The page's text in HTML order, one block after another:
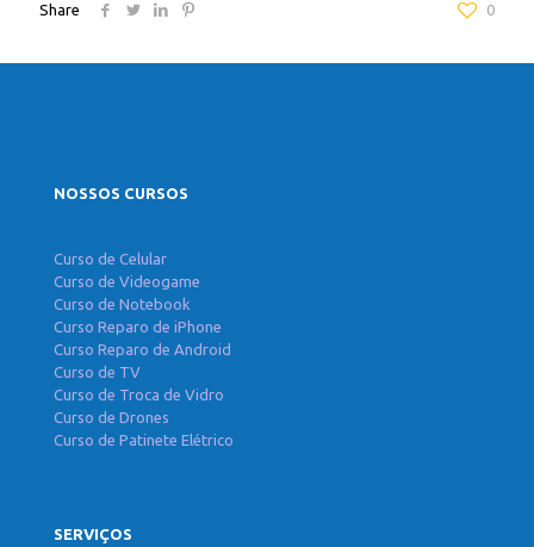
Share 0
NOSSOS CURSOS
Curso de Celular
Curso de Videogame
Curso de Notebook
Curso Reparo de iPhone
Curso Reparo de Android
Curso de TV
Curso de Troca de Vidro
Curso de Drones
Curso de Patinete Elétrico
SERVIÇOS